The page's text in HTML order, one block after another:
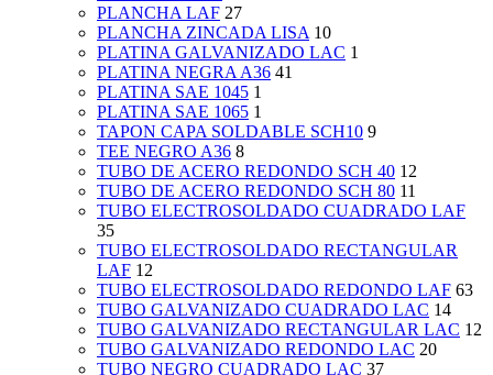
PLANCHA LAF 27
PLANCHA ZINCADA LISA 10
PLATINA GALVANIZADO LAC 1
PLATINA NEGRA A36 41
PLATINA SAE 1045 1
PLATINA SAE 1065 1
TAPON CAPA SOLDABLE SCH10 9
TEE NEGRO A36 8
TUBO DE ACERO REDONDO SCH 40 12
TUBO DE ACERO REDONDO SCH 80 11
TUBO ELECTROSOLDADO CUADRADO LAF
35
TUBO ELECTROSOLDADO RECTANGULAR
LAF 12
TUBO ELECTROSOLDADO REDONDO LAF 63
TUBO GALVANIZADO CUADRADO LAC 14
TUBO GALVANIZADO RECTANGULAR LAC 12
TUBO GALVANIZADO REDONDO LAC 20
TUBO NEGRO CUADRADO LAC 37